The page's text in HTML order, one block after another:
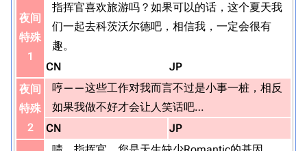
夜间
特殊
1
指挥官喜欢旅游吗？如果可以的话，这个夏天我
们一起去科茨沃尔德吧，相信我，一定会很有
趣。
CN
JP
夜间
特殊
2
哼——这些工作对我而言不过是小事一桩，相反
如果我做不好才会让人笑话吧…
CN
JP